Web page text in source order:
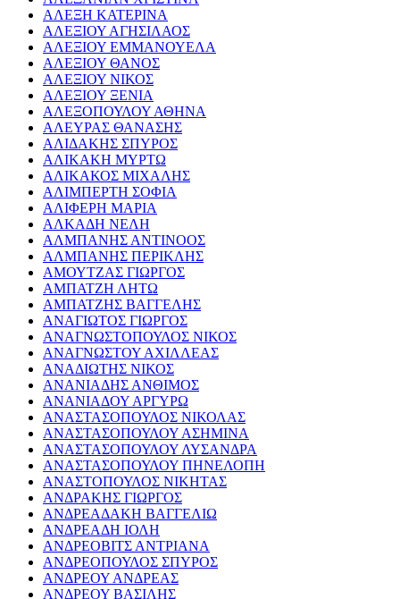
ΑΛΕΞΗ ΚΑΤΕΡΙΝΑ
ΑΛΕΞΙΟΥ ΑΓΗΣΙΛΑΟΣ
ΑΛΕΞΙΟΥ ΕΜΜΑΝΟΥΕΛΑ
ΑΛΕΞΙΟΥ ΘΑΝΟΣ
ΑΛΕΞΙΟΥ ΝΙΚΟΣ
ΑΛΕΞΙΟΥ ΞΕΝΙΑ
ΑΛΕΞΟΠΟΥΛΟΥ ΑΘΗΝΑ
ΑΛΕΥΡΑΣ ΘΑΝΑΣΗΣ
ΑΛΙΔΑΚΗΣ ΣΠΥΡΟΣ
ΑΛΙΚΑΚΗ ΜΥΡΤΩ
ΑΛΙΚΑΚΟΣ ΜΙΧΑΛΗΣ
ΑΛΙΜΠΕΡΤΗ ΣΟΦΙΑ
ΑΛΙΦΕΡΗ ΜΑΡΙΑ
ΑΛΚΑΔΗ ΝΕΛΗ
ΑΛΜΠΑΝΗΣ ΑΝΤΙΝΟΟΣ
ΑΛΜΠΑΝΗΣ ΠΕΡΙΚΛΗΣ
ΑΜΟΥΤΖΑΣ ΓΙΩΡΓΟΣ
ΑΜΠΑΤΖΗ ΛΗΤΩ
ΑΜΠΑΤΖΗΣ ΒΑΓΓΕΛΗΣ
ΑΝΑΓΙΩΤΟΣ ΓΙΩΡΓΟΣ
ΑΝΑΓΝΩΣΤΟΠΟΥΛΟΣ ΝΙΚΟΣ
ΑΝΑΓΝΩΣΤΟΥ ΑΧΙΛΛΕΑΣ
ΑΝΑΔΙΩΤΗΣ ΝΙΚΟΣ
ΑΝΑΝΙΑΔΗΣ ΑΝΘΙΜΟΣ
ΑΝΑΝΙΑΔΟΥ ΑΡΓΥΡΩ
ΑΝΑΣΤΑΣΟΠΟΥΛΟΣ ΝΙΚΟΛΑΣ
ΑΝΑΣΤΑΣΟΠΟΥΛΟΥ ΑΣΗΜΙΝΑ
ΑΝΑΣΤΑΣΟΠΟΥΛΟΥ ΛΥΣΑΝΔΡΑ
ΑΝΑΣΤΑΣΟΠΟΥΛΟΥ ΠΗΝΕΛΟΠΗ
ΑΝΑΣΤΟΠΟΥΛΟΣ ΝΙΚΗΤΑΣ
ΑΝΔΡΑΚΗΣ ΓΙΩΡΓΟΣ
ΑΝΔΡΕΑΔΑΚΗ ΒΑΓΓΕΛΙΩ
ΑΝΔΡΕΑΔΗ ΙΟΛΗ
ΑΝΔΡΕΟΒΙΤΣ ΑΝΤΡΙΑΝΑ
ΑΝΔΡΕΟΠΟΥΛΟΣ ΣΠΥΡΟΣ
ΑΝΔΡΕΟΥ ΑΝΔΡΕΑΣ
ΑΝΔΡΕΟΥ ΒΑΣΙΛΗΣ